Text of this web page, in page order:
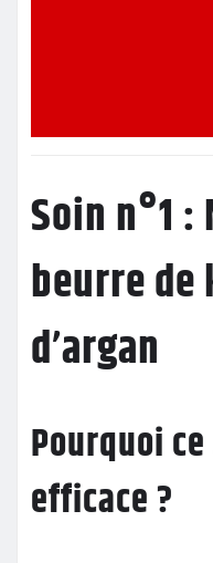
Soin n°1 :
beurre
d’argan
Pourquoi
efficace ?